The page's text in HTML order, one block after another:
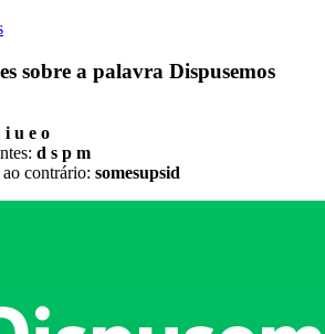
sobre a palavra Dispusemos
i u e o
d s p m
contrário: somesupsid